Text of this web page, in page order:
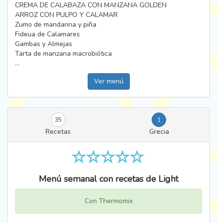
CREMA DE CALABAZA CON MANZANA GOLDEN
ARROZ CON PULPO Y CALAMAR
Zumo de mandarina y piña
Fideua de Calamares
Gambas y Almejas
Tarta de manzana macrobiótica
...
Ver menú
35 1
Recetas Grecia
Menú semanal con recetas de Light
Con Thermomix